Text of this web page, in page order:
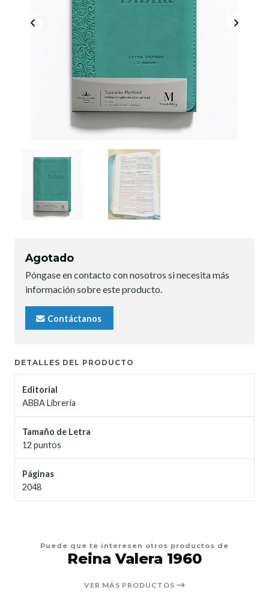
Agotado
Póngase en contacto con nosotros si necesita más
información sobre este producto.
Contáctanos
DETALLES DEL PRODUCTO
Editorial
ABBA Librería
Tamaño de Letra
12 puntos
Páginas
2048
Puede que te interesen otros productos de
Reina Valera 1960
VER MÁS PRODUCTOS